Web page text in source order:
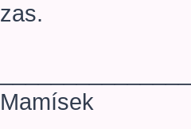
zas.
Mamísek